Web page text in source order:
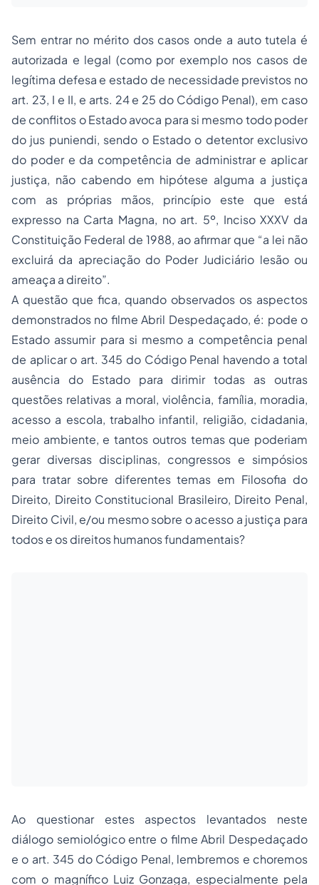
Sem entrar no mérito dos casos onde a auto tutela é
autorizada e legal (como por exemplo nos casos de
legítima defesa e estado de necessidade previstos no
art. 23, I e II, e arts. 24 e 25 do Código Penal), em caso
de conflitos o Estado avoca para si mesmo todo poder
do jus puniendi, sendo o Estado o detentor exclusivo
do poder e da competência de administrar e aplicar
justiça, não cabendo em hipótese alguma a justiça
com as próprias mãos, princípio este que está
expresso na Carta Magna, no art. 5º, Inciso XXXV da
Constituição Federal de 1988, ao afirmar que “a lei não
excluirá da apreciação do Poder Judiciário lesão ou
ameaça a direito”.
A questão que fica, quando observados os aspectos
demonstrados no filmeAbril Despedaçado, é: pode o
Estado assumir para si mesmo a competência penal
de aplicar o art. 345 do Código Penal havendo a total
ausência do Estado para dirimir todas as outras
questões relativas a moral, violência, família, moradia,
acesso a escola, trabalho infantil, religião, cidadania,
meio ambiente, e tantos outros temas que poderiam
gerar diversas disciplinas, congressos e simpósios
para tratar sobre diferentes temas em Filosofia do
Direito, Direito Constitucional Brasileiro, Direito Penal,
Direito Civil, e/ou mesmo sobre o acesso a justiça para
todos e os direitos humanos fundamentais?
Ao questionar estes aspectos levantados neste
diálogo semiológico entre o filmeAbril Despedaçado
e o art. 345 do Código Penal, lembremos e choremos
com o magnífico Luiz Gonzaga, especialmente pela